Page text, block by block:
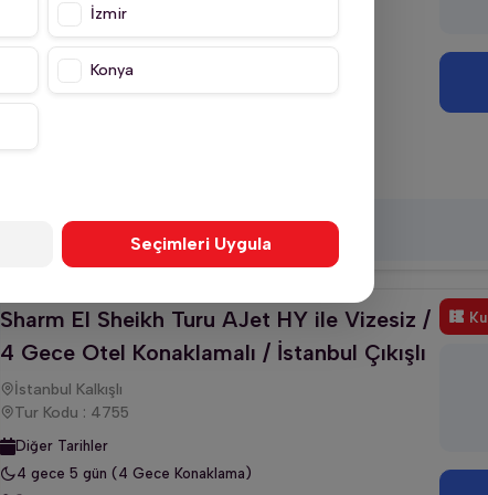
İstanbul Kalkışlı
Tur Kodu : 3002
Diğer Tarihler
5 gece 6 gün (5 Gece Konaklama)
Tur Tarihleri (4 Tarih)
Sharm El Sheikh Turu AJet HY ile Vizesiz /
4 Gece Otel Konaklamalı / İstanbul Çıkışlı
İstanbul Kalkışlı
Tur Kodu : 4755
Diğer Tarihler
4 gece 5 gün (4 Gece Konaklama)
İzmir
Konya
Seçimleri Uygula